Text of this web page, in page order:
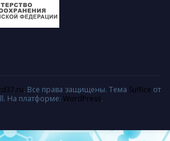
. Все права защищены. Тема Suffice от
На платформе: WordPress.